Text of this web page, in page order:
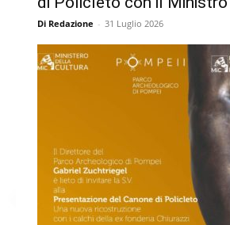
Di Redazione - 31 Luglio 2026